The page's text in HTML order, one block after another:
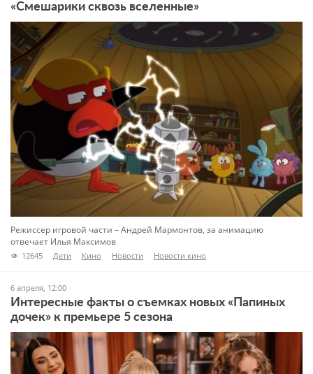
«Смешарики сквозь вселенные»
Режиссер игровой части – Андрей Мармонтов, за анимацию
отвечает Илья Максимов
12645 Дети Кино Новости Новости кино
6 апреля, 12:00
Интересные факты о съемках новых «Папиных
дочек» к премьере 5 сезона